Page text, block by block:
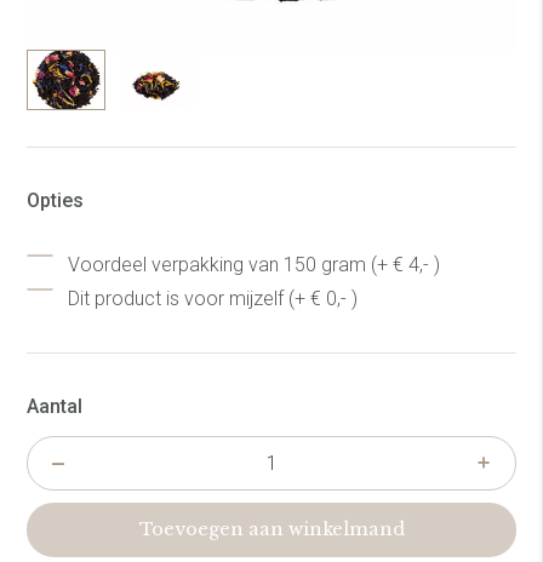
Opties
Voordeel verpakking van 150 gram (+ € 4,- )
Dit product is voor mijzelf (+ € 0,- )
Aantal
Toevoegen aan winkelmand